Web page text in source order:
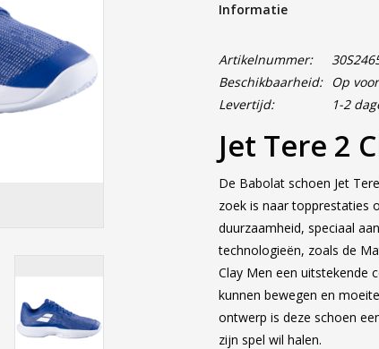
Informatie
Artikelnummer:
Beschikbaarheid:
Op
Levertijd:
1-2
Jet Tere 2
De Babolat schoen Jet
zoek is naar topprestaties
duurzaamheid, speciaal
technologieën, zoals de
Clay Men een uitstekende
kunnen bewegen en
ontwerp is deze schoen
zijn spel wil halen.